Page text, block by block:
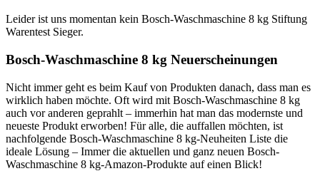
Leider ist uns momentan kein Bosch-Waschmaschine 8 kg Stiftung
Warentest Sieger.
Bosch-Waschmaschine 8 kg Neuerscheinungen
Nicht immer geht es beim Kauf von Produkten danach, dass man es
wirklich haben möchte. Oft wird mit Bosch-Waschmaschine 8 kg
auch vor anderen geprahlt – immerhin hat man das modernste und
neueste Produkt erworben! Für alle, die auffallen möchten, ist
nachfolgende Bosch-Waschmaschine 8 kg-Neuheiten Liste die
ideale Lösung – Immer die aktuellen und ganz neuen Bosch-
Waschmaschine 8 kg-Amazon-Produkte auf einen Blick!